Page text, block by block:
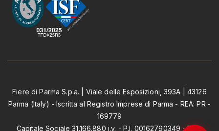
Fiere di Parma S.p.a. | Viale delle Esposizioni, 393A | 43126
Parma (Italy) - Iscritta al Registro Imprese di Parma - REA: PR -
169779
Capitale Sociale 31.166.880 i.v. - P.I. 00162790349 - PEC: